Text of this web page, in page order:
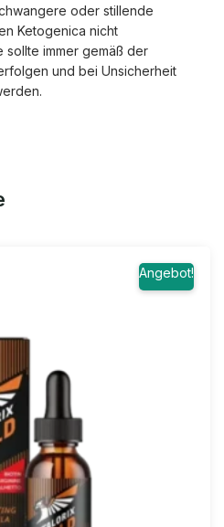
oder stillende
Ketogenica nicht
sollte immer gemäß der
und bei Unsicherheit
Angebot!